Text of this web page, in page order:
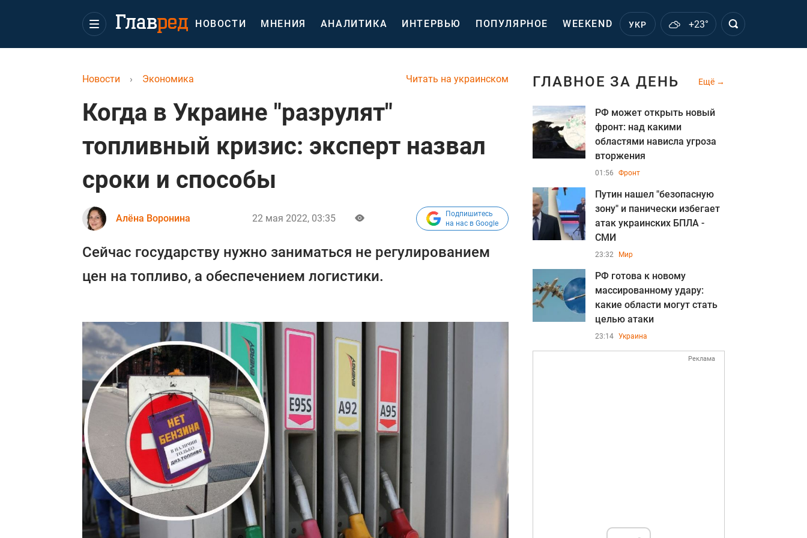
НОВОСТИ МНЕНИЯ АНАЛИТИКА ИНТЕРВЬЮ ПОПУЛЯРНОЕ WEEKEND УКР +23°
Читать на украинском
Новости › Экономика
Когда в Украине "разрулят"
топливный кризис: эксперт назвал
сроки и способы
Алёна Воронина 22 мая 2022, 03:35
Подпишитесь
на нас в Google
Сейчас государству нужно заниматься не регулированием
цен на топливо, а обеспечением логистики.
ГЛАВНОЕ ЗА ДЕНЬ Ещё
РФ может открыть новый
фронт: над какими
областями нависла угроза
вторжения
01:56 Фронт
Путин нашел "безопасную
зону" и панически избегает
атак украинских БПЛА -
СМИ
23:32 Мир
РФ готова к новому
массированному удару:
какие области могут стать
целью атаки
23:14 Украина
Реклама